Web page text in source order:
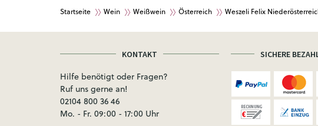
Startseite Wein Weißwein Österreich Weszeli Felix
KONTAKT
Hilfe benötigt oder Fragen?
Ruf uns gerne an!
02104 800 36 46
Mo. - Fr. 09:00 - 17:00 Uhr
SICHERE